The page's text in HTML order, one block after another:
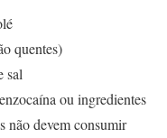
quentes)
sal
ou ingredientes
não devem consumir